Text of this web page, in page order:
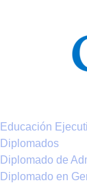
Educación
Diplomados
Diplomado de
Diplomado en